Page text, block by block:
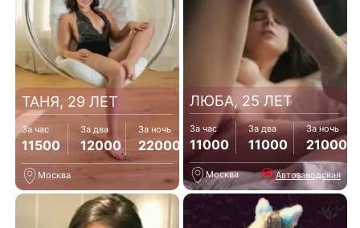
ТАНЯ, 29 ЛЕТ
За час
11500
За два
12000
За ночь
22000
Москва
ЛЮБА, 25 ЛЕТ
За час
11000
За два
11000
За ночь
21000
Москва Автозаводская